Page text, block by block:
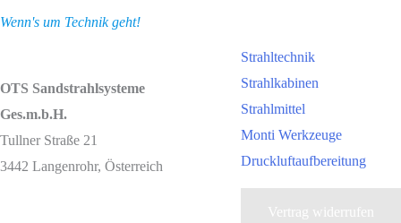
Wenn's um Technik geht!
OTS Sandstrahlsysteme
Ges.m.b.H.
Tullner Straße 21
3442 Langenrohr, Österreich
Strahltechnik
Strahlkabinen
Strahlmittel
Monti Werkzeuge
Druckluftaufbereitung
Vertrag widerrufen